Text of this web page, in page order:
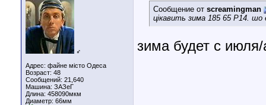
♂
Адрес: файне місто Одеса
Возраст: 48
Сообщений: 21,640
Машина: ЗАЗеГ
Длина: 458090мкм
Диаметр: 66мм
Сообщение от screamingman
цікавить зима 185 65 Р14. шо
зима будет с июля/